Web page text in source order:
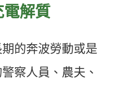
電解質
的奔波勞動或是
察人員、農夫、